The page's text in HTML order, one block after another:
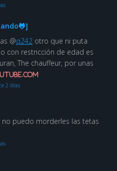
@q242 otro que ni puta
con restricción de edad es
The chauffeur, por unas
2 días
puedo morderles las tetas